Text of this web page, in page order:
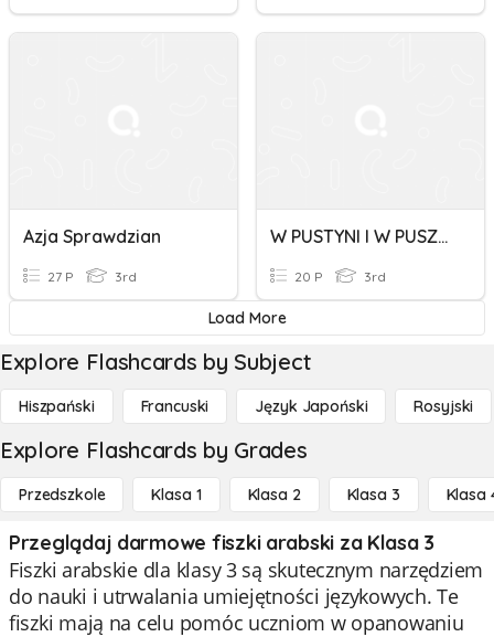
Azja Sprawdzian
27 P 3rd
W PUSTYNI I W PUSZCZY-Sprawdzian Podsumowujący
20 P 3rd
Load More
Explore Flashcards by Subject
Hiszpański Francuski Język Japoński Rosyjski
Explore Flashcards by Grades
Przedszkole Klasa 1 Klasa 2 Klasa 3 Klasa
Przeglądaj darmowe fiszki arabski za Klasa 3
Fiszki arabskie dla klasy 3 są skutecznym narzędziem
do nauki i utrwalania umiejętności językowych. Te
fiszki mają na celu pomóc uczniom w opanowaniu